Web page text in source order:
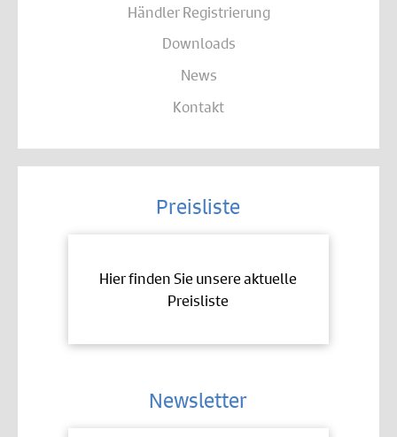
Händler Registrierung
Downloads
News
Kontakt
Preisliste
Hier finden Sie unsere aktuelle
Preisliste
Newsletter